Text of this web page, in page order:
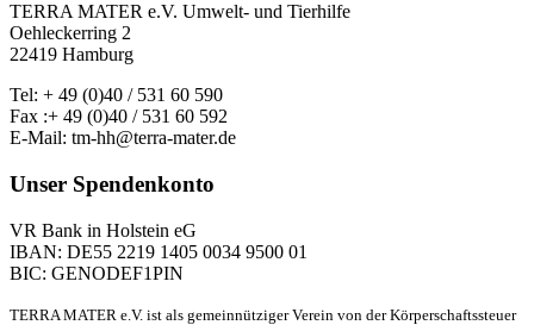
TERRA MATER e.V. Umwelt- und Tierhilfe
Oehleckerring 2
22419 Hamburg
Tel: + 49 (0)40 / 531 60 590
Fax :+ 49 (0)40 / 531 60 592
E-Mail: tm-hh@terra-mater.de
Unser Spendenkonto
VR Bank in Holstein eG
IBAN: DE55 2219 1405 0034 9500 01
BIC: GENODEF1PIN
TERRA MATER e.V. ist als gemeinnütziger Verein von der Körperschaftssteuer